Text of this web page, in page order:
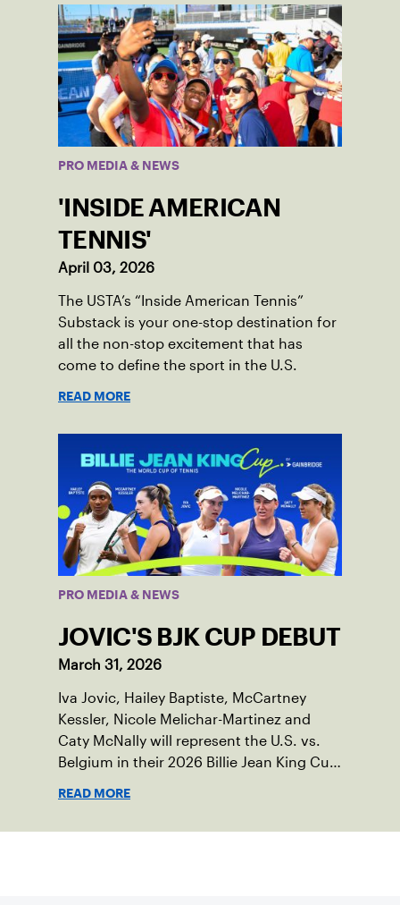
PRO MEDIA & NEWS
'INSIDE AMERICAN
TENNIS'
April 03, 2026
The USTA’s “Inside American Tennis”
Substack is your one-stop destination for
all the non-stop excitement that has
come to define the sport in the U.S.
READ MORE
PRO MEDIA & NEWS
JOVIC'S BJK CUP DEBUT
March 31, 2026
Iva Jovic, Hailey Baptiste, McCartney
Kessler, Nicole Melichar-Martinez and
Caty McNally will represent the U.S. vs.
Belgium in their 2026 Billie Jean King Cup
READ MORE